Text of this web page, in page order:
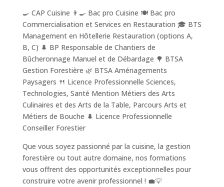
🍳 CAP Cuisine 👨‍🍳 Bac pro Cuisine 🍽️ Bac pro
Commercialisation et Services en Restauration 🎓 BTS
Management en Hôtellerie Restauration (options A,
B, C) 🌲 BP Responsable de Chantiers de
Bûcheronnage Manuel et de Débardage 🌳 BTSA
Gestion Forestière 🌿 BTSA Aménagements
Paysagers 🍴 Licence Professionnelle Sciences,
Technologies, Santé Mention Métiers des Arts
Culinaires et des Arts de la Table, Parcours Arts et
Métiers de Bouche 🌲 Licence Professionnelle
Conseiller Forestier
Que vous soyez passionné par la cuisine, la gestion
forestière ou tout autre domaine, nos formations
vous offrent des opportunités exceptionnelles pour
construire votre avenir professionnel ! 💼💡